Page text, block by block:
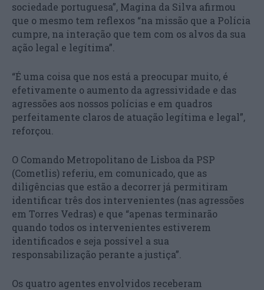
sociedade portuguesa”, Magina da Silva afirmou
que o mesmo tem reflexos “na missão que a Polícia
cumpre, na interação que tem com os alvos da sua
ação legal e legítima”.
“É uma coisa que nos está a preocupar muito, é
efetivamente o aumento da agressividade e das
agressões aos nossos polícias e em quadros
perfeitamente claros de atuação legítima e legal”,
reforçou.
O Comando Metropolitano de Lisboa da PSP
(Cometlis) referiu, em comunicado, que as
diligências que estão a decorrer já permitiram
identificar três dos intervenientes (nas agressões
em Torres Vedras) e que “apenas terminarão
quando todos os intervenientes estiverem
identificados e seja possível a sua
responsabilização perante a justiça”.
Os quatro agentes envolvidos receberam